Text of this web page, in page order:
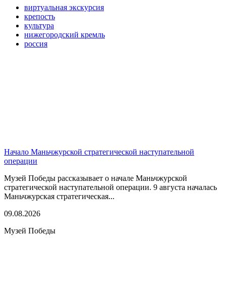
виртуальная экскурсия
крепость
культура
нижегородский кремль
россия
Начало Маньчжурской стратегической наступательной
операции
Музей Победы рассказывает о начале Маньчжурской
стратегической наступательной операции. 9 августа началась
Маньчжурская стратегическая...
09.08.2026
Музей Победы